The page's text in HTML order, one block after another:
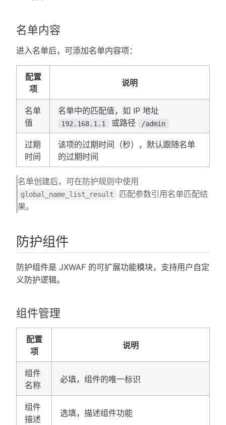
名单内容
进入名单后，可添加名单内容项：
配置
项
说明
名单
值
名单中的匹配值，如 IP 地址
192.168.1.1 或路径 /admin
过期
时间
该项的过期时间（秒），默认跟随名单
的过期时间
名单创建后，可在防护规则中使用
global_name_list_result
匹配参数引用名单匹配结
果。
防护组件
防护组件是 JXWAF 的可扩展功能模块，支持用户自定
义防护逻辑。
组件管理
配置
项
说明
组件
名称
必填，组件的唯一标识
组件
描述
选填，描述组件功能